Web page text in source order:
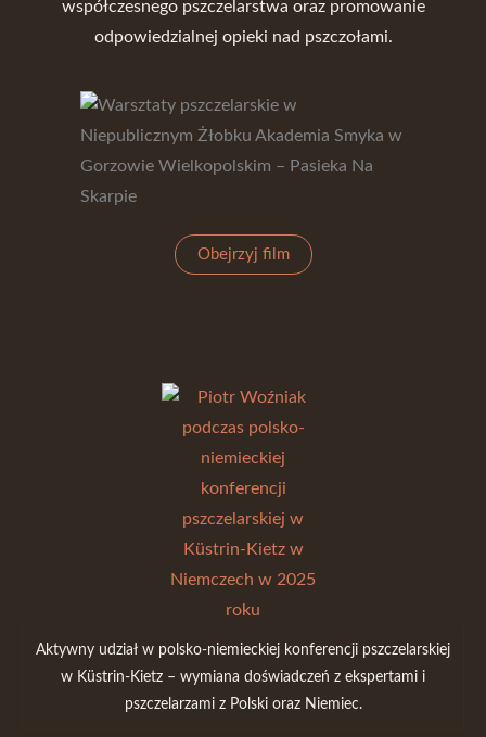
współczesnego pszczelarstwa oraz promowanie
odpowiedzialnej opieki nad pszczołami.
Obejrzyj film
Aktywny udział w polsko-niemieckiej konferencji pszczelarskiej
w Küstrin-Kietz – wymiana doświadczeń z ekspertami i
pszczelarzami z Polski oraz Niemiec.